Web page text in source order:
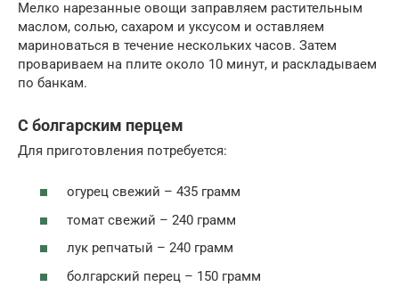
Мелко нарезанные овощи заправляем растительным
маслом, солью, сахаром и уксусом и оставляем
мариноваться в течение нескольких часов. Затем
провариваем на плите около 10 минут, и раскладываем
по банкам.
С болгарским перцем
Для приготовления потребуется:
огурец свежий – 435 грамм
томат свежий – 240 грамм
лук репчатый – 240 грамм
болгарский перец – 150 грамм